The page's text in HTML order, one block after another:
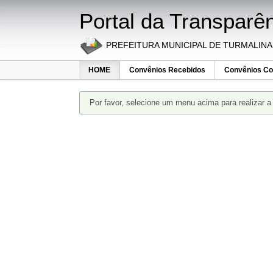
Portal da
PREFEITURA MUNICIPAL DE TURMALINA
HOME Convênios Recebidos Convênios
Por favor, selecione um menu acima para realizar